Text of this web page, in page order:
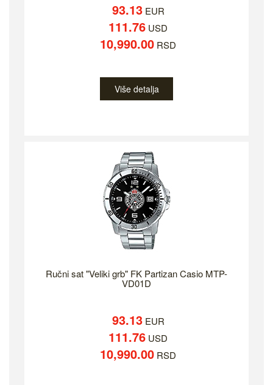
93.13EUR
111.76 USD
10,990.00 RSD
Više detalja
Ručni sat "Veliki grb" FK Partizan Casio MTP-
VD01D
93.13EUR
111.76 USD
10,990.00 RSD